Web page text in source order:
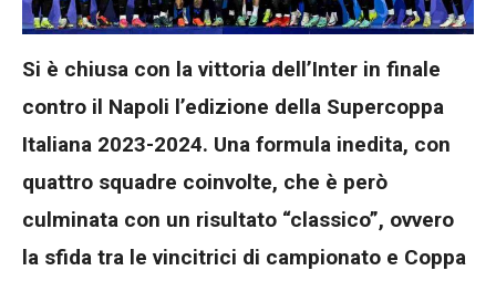
Si è chiusa con la vittoria dell’Inter in finale
contro il Napoli l’edizione della Supercoppa
Italiana 2023-2024. Una formula inedita, con
quattro squadre coinvolte, che è però
culminata con un risultato “classico”, ovvero
la sfida tra le vincitrici di campionato e Coppa